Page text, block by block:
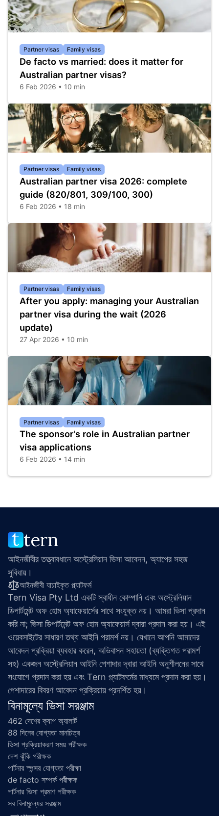
Partner visas Family visas
De facto vs married: does it matter for
Australian partner visas?
6 Feb 2026 • 10 min
Partner visas Family visas
Australian partner visa 2026: complete
guide (820/801, 309/100, 300)
6 Feb 2026 • 18 min
Partner visas Family visas
After you apply: managing your Australian
partner visa during the wait (2026
update)
27 Apr 2026 • 10 min
Partner visas Family visas
The sponsor's role in Australian partner
visa applications
6 Feb 2026 • 14 min
tern
আইনজীবীর তত্ত্বাবধানে অস্ট্রেলিয়ান ভিসা আবেদন, অ্যাপের সহজ
সুবিধায়।
আইনজীবী যাচাইকৃত প্ল্যাটফর্ম
Tern Visa Pty Ltd একটি স্বাধীন কোম্পানি এবং অস্ট্রেলিয়ান
ডিপার্টমেন্ট অফ হোম অ্যাফেয়ার্সের সাথে সংযুক্ত নয়। আমরা ভিসা প্রদান
করি না; ভিসা ডিপার্টমেন্ট অফ হোম অ্যাফেয়ার্স দ্বারা প্রদান করা হয়। এই
ওয়েবসাইটের সাধারণ তথ্য আইনি পরামর্শ নয়। যেখানে আপনি আমাদের
আবেদন প্রক্রিয়া ব্যবহার করেন, অভিবাসন সহায়তা (ব্যক্তিগত পরামর্শ
সহ) একজন অস্ট্রেলিয়ান আইনি পেশাদার দ্বারা আইনি অনুশীলনের সাথে
সংযোগে প্রদান করা হয় এবং Tern প্ল্যাটফর্মের মাধ্যমে প্রদান করা হয়।
পেশাদারের বিবরণ আবেদন প্রক্রিয়ায় প্রদর্শিত হয়।
বিনামূল্যে ভিসা সরঞ্জাম
462 দেশের ক্যাপ অ্যালার্ট
88 দিনের যোগ্যতা মানচিত্র
ভিসা প্রক্রিয়াকরণ সময় পরীক্ষক
দেশ ঝুঁকি পরীক্ষক
পার্টনার স্পন্সর যোগ্যতা পরীক্ষা
de facto সম্পর্ক পরীক্ষক
পার্টনার ভিসা প্রমাণ পরীক্ষক
সব বিনামূল্যের সরঞ্জাম